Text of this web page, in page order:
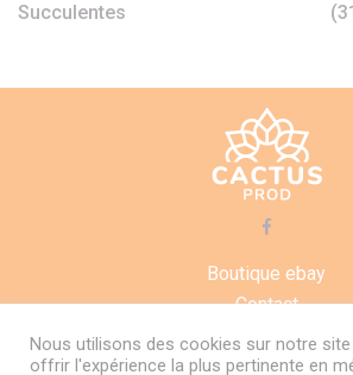
Succulentes
Boutique ebay
Contact
CGV
Mentions légales
Nous utilisons des cookies sur notre
offrir l'expérience la plus pertinente en